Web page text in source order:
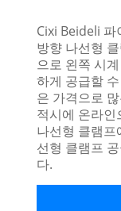
Cixi Beideli 파
방향 나선형
으로 왼쪽 시
하게 공급할
은 가격으로
적시에 온라
나선형 클램
선형 클램프
다.